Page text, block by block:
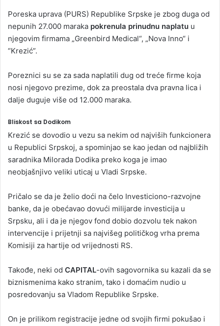
Poreska uprava (PURS) Republike Srpske je zbog duga od
nepunih 27.000 maraka pokrenula prinudnu naplatu u
njegovim firmama „Greenbird Medical“, „Nova Inno“ i
“Krezić”.
Poreznici su se za sada naplatili dug od treće firme koja
nosi njegovo prezime, dok za preostala dva pravna lica i
dalje duguje više od 12.000 maraka.
Bliskost sa Dodikom
Krezić se dovodio u vezu sa nekim od najviših funkcionera
u Republici Srpskoj, a spominjao se kao jedan od najbližih
saradnika Milorada Dodika preko koga je imao
neobjašnjivo veliki uticaj u Vladi Srpske.
Pričalo se da je želio doći na čelo Investiciono-razvojne
banke, da je obećavao dovući milijarde investicija u
Srpsku, ali i da je njegov fond dobio dozvolu tek nakon
intervencije i prijetnji sa najvišeg političkog vrha prema
Komisiji za hartije od vrijednosti RS.
Takođe, neki od CAPITAL-ovih sagovornika su kazali da se
biznismenima kako stranim, tako i domaćim nudio u
posredovanju sa Vladom Republike Srpske.
On je prilikom registracije jedne od svojih firmi pokušao i